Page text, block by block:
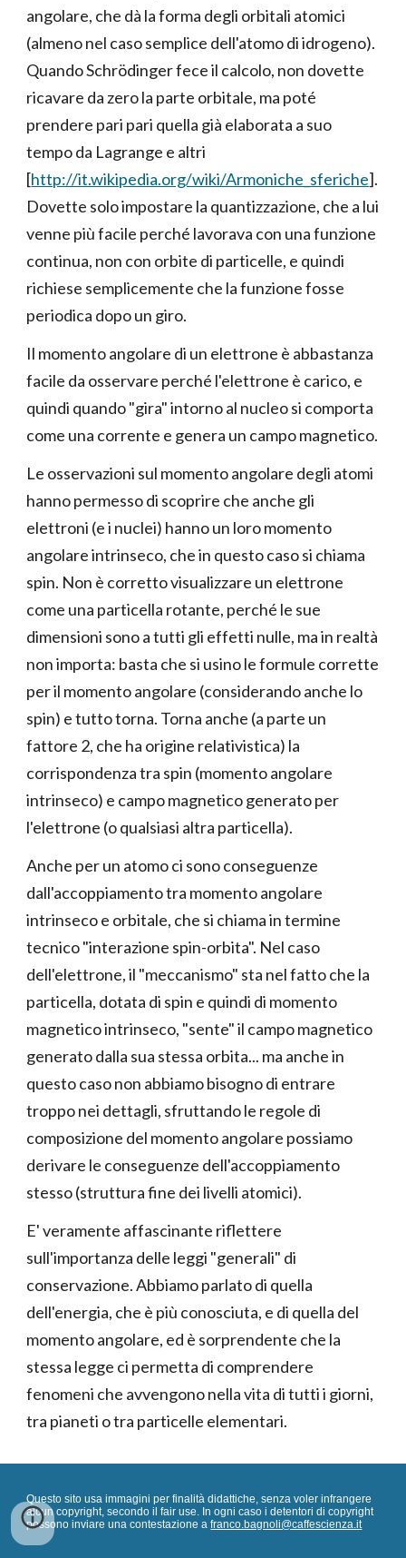
angolare, che dà la forma degli orbitali atomici
(almeno nel caso semplice dell'atomo di idrogeno).
Quando Schrödinger fece il calcolo, non dovette
ricavare da zero la parte orbitale, ma poté
prendere pari pari quella già elaborata a suo
tempo da Lagrange e altri
[http://it.wikipedia.org/wiki/Armoniche_sferiche].
Dovette solo impostare la quantizzazione, che a lui
venne più facile perché lavorava con una funzione
continua, non con orbite di particelle, e quindi
richiese semplicemente che la funzione fosse
periodica dopo un giro.
Il momento angolare di un elettrone è abbastanza
facile da osservare perché l'elettrone è carico, e
quindi quando "gira" intorno al nucleo si comporta
come una corrente e genera un campo magnetico.
Le osservazioni sul momento angolare degli atomi
hanno permesso di scoprire che anche gli
elettroni (e i nuclei) hanno un loro momento
angolare intrinseco, che in questo caso si chiama
spin. Non è corretto visualizzare un elettrone
come una particella rotante, perché le sue
dimensioni sono a tutti gli effetti nulle, ma in realtà
non importa: basta che si usino le formule corrette
per il momento angolare (considerando anche lo
spin) e tutto torna. Torna anche (a parte un
fattore 2, che ha origine relativistica) la
corrispondenza tra spin (momento angolare
intrinseco) e campo magnetico generato per
l'elettrone (o qualsiasi altra particella).
Anche per un atomo ci sono conseguenze
dall'accoppiamento tra momento angolare
intrinseco e orbitale, che si chiama in termine
tecnico "interazione spin-orbita". Nel caso
dell'elettrone, il "meccanismo" sta nel fatto che la
particella, dotata di spin e quindi di momento
magnetico intrinseco, "sente" il campo magnetico
generato dalla sua stessa orbita... ma anche in
questo caso non abbiamo bisogno di entrare
troppo nei dettagli, sfruttando le regole di
composizione del momento angolare possiamo
derivare le conseguenze dell'accoppiamento
stesso (struttura fine dei livelli atomici).
E' veramente affascinante riflettere
sull'importanza delle leggi "generali" di
conservazione. Abbiamo parlato di quella
dell'energia, che è più conosciuta, e di quella del
momento angolare, ed è sorprendente che la
stessa legge ci permetta di comprendere
fenomeni che avvengono nella vita di tutti i giorni,
tra pianeti o tra particelle elementari.
Questo sito usa immagini per finalità didattiche, senza voler infrangere
alcun copyright, secondo il fair use. In ogni caso i detentori di copyright
possono inviare una contestazione afranco.bagnoli@caffescienza.it